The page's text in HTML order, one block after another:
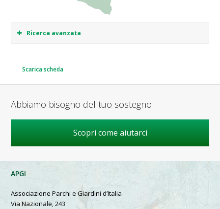
Ricerca avanzata
Scarica scheda
Abbiamo bisogno del tuo sostegno
Scopri come aiutarci
APGI
Associazione Parchi e Giardini d’Italia
Via Nazionale, 243